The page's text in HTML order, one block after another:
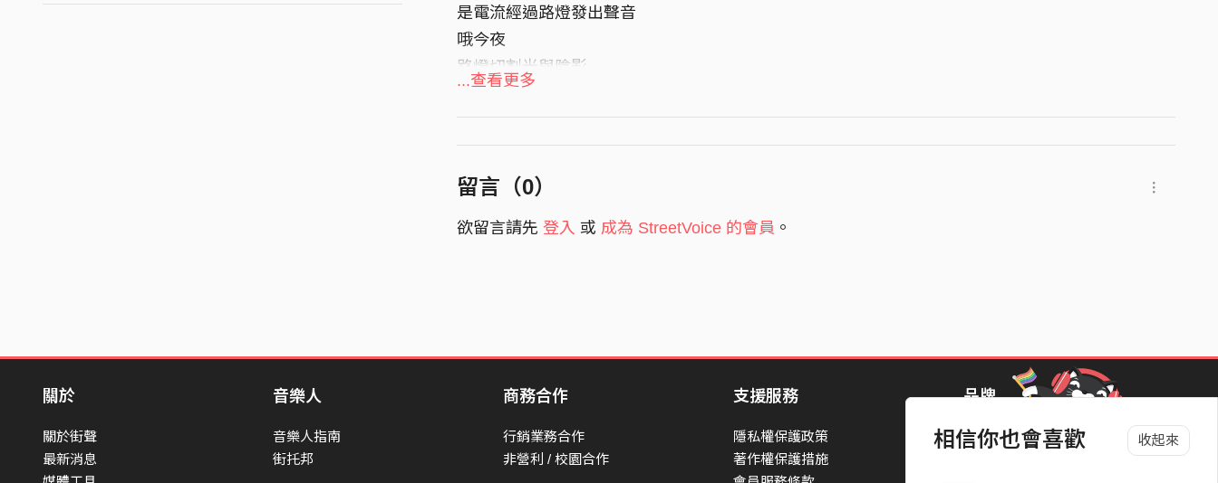
相信你也會喜歡 收起來
是電流經過路燈發出聲音
哦今夜
路燈切割光與陰影
你沿街走來
穿梭在出現與消失間的挑逗
簡直要了我的命
簡直要了我的命
...查看更多
留言（0）
欲留言請先 登入 或 成為 StreetVoice 的會員 。
關於
關於街聲
最新消息
音樂人
音樂人指南
街托邦
商務合作
行銷業務合作
非營利 / 校園合作
支援服務
隱私權保護政策
著作權保護措施
品牌
StreetVoice Awards 街聲音樂獎